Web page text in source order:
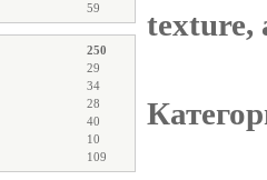
59
250
29
34
28
40
10
109
texture,